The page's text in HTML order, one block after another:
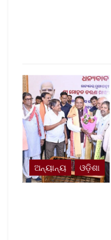
ଅନ୍ୟାନ୍ୟ ଓଡ଼ିଶା